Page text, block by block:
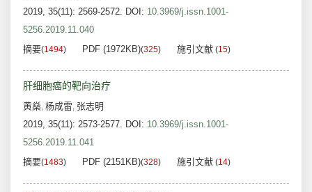
2019, 35(11): 2569-2572. DOI: 10.3969/j.issn.1001-
5256.2019.11.040
摘要(1494) PDF (1972KB)(325) 施引文献 (15)
肝细胞癌的靶向治疗
黄燊, 杨成雷, 张志明
2019, 35(11): 2573-2577. DOI: 10.3969/j.issn.1001-
5256.2019.11.041
摘要(1483) PDF (2151KB)(328) 施引文献 (14)